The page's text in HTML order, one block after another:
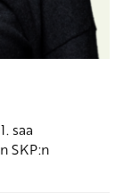
saa
SKP:n